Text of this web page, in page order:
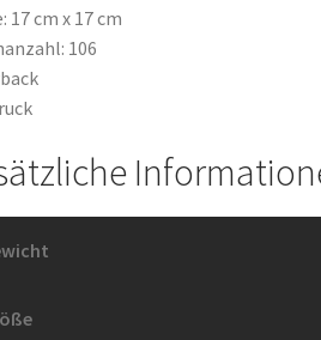
17 cm x 17 cm
106